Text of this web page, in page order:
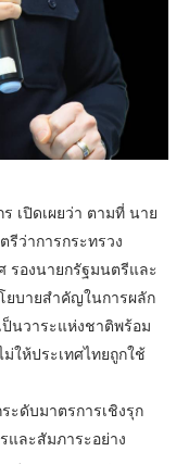
เปิดเผยว่า ตามที่ นาย
ว่าการกระทรวง
รองนายกรัฐมนตรีและ
ยบายสำคัญในการผลัก
นวาระแห่งชาติพร้อม
ให้ประเทศไทยถูกใช้
ะดับมาตรการเชิงรุก
และสัมภาระอย่าง